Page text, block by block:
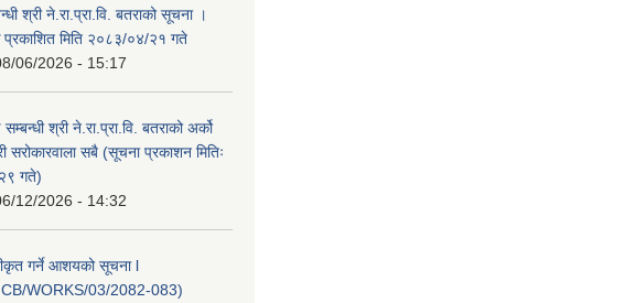
श्री ने.रा.प्रा.वि. बतराको सूचना ।
मिति २०८३/०४/२१ गते
06/2026 - 15:17
श्री ने.रा.प्रा.वि. बतराको अर्को
सरोकारवाला सबै (सूचना प्रकाशन मितिः
गते)
12/2026 - 14:32
गर्ने आशयको सूचना l
WORKS/03/2082-083)